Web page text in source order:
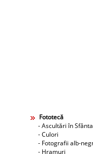
Fototecă
- Ascultări în
- Culori
- Fotografii alb-
- Hramuri